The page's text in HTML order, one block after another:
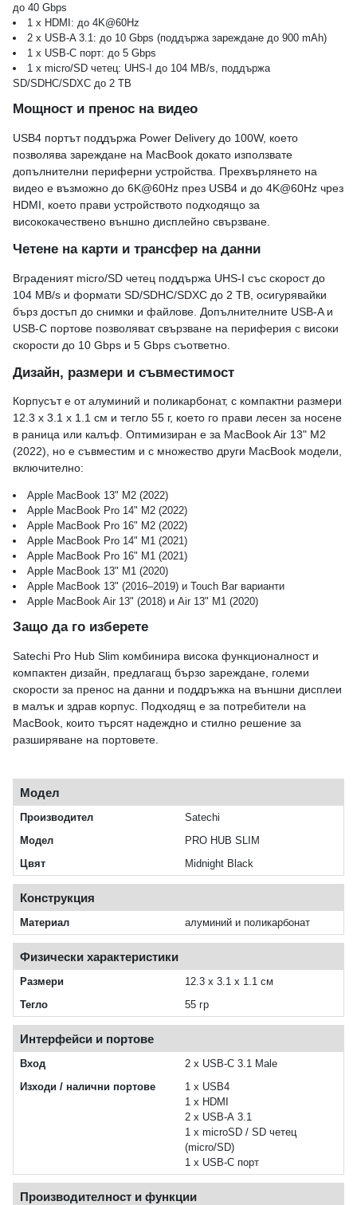
до 40 Gbps
1 x HDMI: до 4K@60Hz
2 x USB-A 3.1: до 10 Gbps (поддържа зареждане до 900 mAh)
1 x USB-C порт: до 5 Gbps
1 x micro/SD четец: UHS-I до 104 MB/s, поддържа
SD/SDHC/SDXC до 2 TB
Мощност и пренос на видео
USB4 портът поддържа Power Delivery до 100W, което
позволява зареждане на MacBook докато използвате
допълнителни периферни устройства. Прехвърлянето на
видео е възможно до 6K@60Hz през USB4 и до 4K@60Hz чрез
HDMI, което прави устройството подходящо за
висококачествено външно дисплейно свързване.
Четене на карти и трансфер на данни
Вграденият micro/SD четец поддържа UHS-I със скорост до
104 MB/s и формати SD/SDHC/SDXC до 2 TB, осигурявайки
бърз достъп до снимки и файлове. Допълнителните USB-A и
USB-C портове позволяват свързване на периферия с високи
скорости до 10 Gbps и 5 Gbps съответно.
Дизайн, размери и съвместимост
Корпусът е от алуминий и поликарбонат, с компактни размери
12.3 x 3.1 x 1.1 см и тегло 55 г, което го прави лесен за носене
в раница или калъф. Оптимизиран е за MacBook Air 13" M2
(2022), но е съвместим и с множество други MacBook модели,
включително:
Apple MacBook 13" M2 (2022)
Apple MacBook Pro 14" M2 (2022)
Apple MacBook Pro 16" M2 (2022)
Apple MacBook Pro 14" M1 (2021)
Apple MacBook Pro 16" M1 (2021)
Apple MacBook 13" M1 (2020)
Apple MacBook 13" (2016–2019) и Touch Bar варианти
Apple MacBook Air 13" (2018) и Air 13" M1 (2020)
Защо да го изберете
Satechi Pro Hub Slim комбинира висока функционалност и
компактен дизайн, предлагащ бързо зареждане, големи
скорости за пренос на данни и поддръжка на външни дисплеи
в малък и здрав корпус. Подходящ е за потребители на
MacBook, които търсят надеждно и стилно решение за
разширяване на портовете.
Модел
Производител
Satechi
Модел
PRO HUB SLIM
Цвят
Midnight Black
Конструкция
Материал алуминий и поликарбонат
Физически характеристики
Размери
12.3 x 3.1 x 1.1 см
Тегло
55 гр
Интерфейси и портове
Вход
2 x USB-C 3.1 Male
Изходи / налични портове
1 x USB4
1 x HDMI
2 x USB-A 3.1
1 x microSD / SD четец
(micro/SD)
1 x USB-C порт
Производителност и функции